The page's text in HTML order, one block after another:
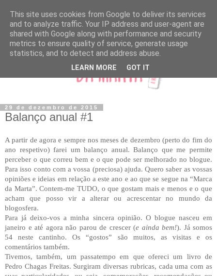
29 de dezembro de 2015
Balanço anual #1
A partir de agora e sempre nos meses de dezembro (perto do fim do
ano respetivo) farei um balanço anual. Balanço que me permite
perceber o que correu bem e o que pode ser melhorado no blogue.
Para isso conto com a vossa (preciosa) ajuda. Quero saber as vossas
opiniões e ideias em relação a este ano e ao que se segue na “Marca
da Marta”. Contem-me TUDO, o que gostam mais e menos e o que
acham que posso vir a alterar ou acrescentar no mundo da
blogosfera.
Para já deixo-vos a minha sincera opinião. O blogue nasceu em
janeiro e até agora não parou de crescer (e ainda bem!). Já somos
54 neste cantinho. Os “gostos” são muitos, as visitas e os
comentários também.
Tivemos, também, um passatempo em que ofereci um livro de
Pedro Chagas Freitas. Surgiram diversas rubricas, cada uma com as
This site uses cookies from Google to deliver its services
and to analyze traffic. Your IP address and user-agent are
shared with Google along with performance and security
metrics to ensure quality of service, generate usage
statistics, and to detect and address abuse.
LEARN MORE GOT IT